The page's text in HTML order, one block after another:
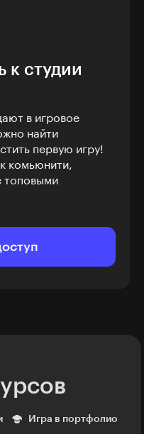
к студии
в игровое
найти
первую игру!
комьюнити,
топовыми
Игра в портфолио